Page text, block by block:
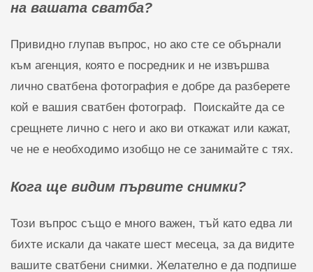
на вашата сватба?
Привидно глупав въпрос, но ако сте се обърнали
към агенция, която е посредник и не извършва
лично сватбена фотография е добре да разберете
кой е вашия сватбен фотограф. Поискайте да се
срещнете лично с него и ако ви откажат или кажат,
че не е необходимо изобщо не се занимайте с тях.
Кога ще видим първите снимки?
Този въпрос също е много важен, тъй като едва ли
бихте искали да чакате шест месеца, за да видите
вашите сватбени снимки. Желателно е да подпише